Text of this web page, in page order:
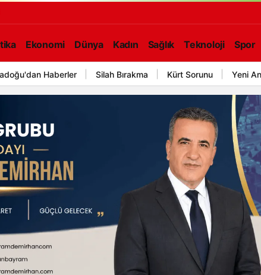
Ekonomi Dünya Kadın Sağlık Teknoloji Spor
Haberler Silah Bırakma Kürt Sorunu Yeni